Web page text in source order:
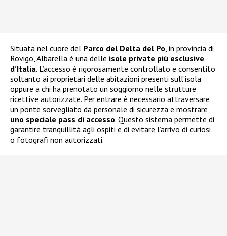
Situata nel cuore del Parco del Delta del Po , in provincia di
Rovigo, Albarella è una delle isole private più esclusive
d’Italia. L’accesso è rigorosamente controllato e consentito
soltanto ai proprietari delle abitazioni presenti sull’isola
oppure a chi ha prenotato un soggiorno nelle strutture
ricettive autorizzate. Per entrare è necessario attraversare
un ponte sorvegliato da personale di sicurezza e mostrare
uno speciale pass di accesso. Questo sistema permette di
garantire tranquillità agli ospiti e di evitare l’arrivo di curiosi
o fotografi non autorizzati.